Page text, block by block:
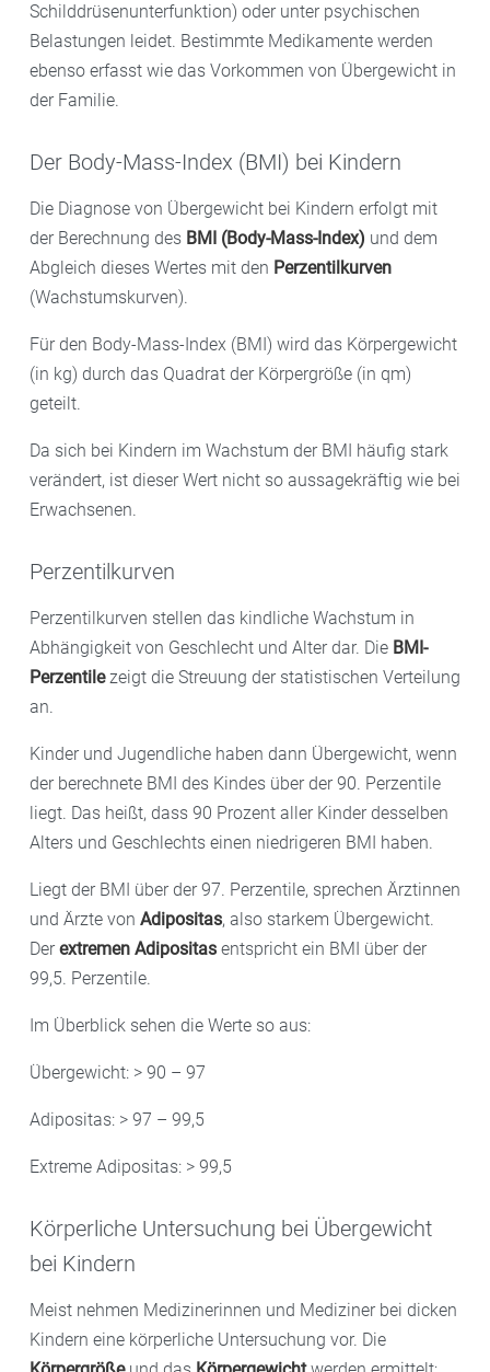
Schilddrüsenunterfunktion) oder unter psychischen
Belastungen leidet. Bestimmte Medikamente werden
ebenso erfasst wie das Vorkommen von Übergewicht in
der Familie.
Der Body-Mass-Index (BMI) bei Kindern
Die Diagnose von Übergewicht bei Kindern erfolgt mit
der Berechnung des BMI (Body-Mass-Index) und dem
Abgleich dieses Wertes mit den Perzentilkurven
(Wachstumskurven).
Für den Body-Mass-Index (BMI) wird das Körpergewicht
(in kg) durch das Quadrat der Körpergröße (in qm)
geteilt.
Da sich bei Kindern im Wachstum der BMI häufig stark
verändert, ist dieser Wert nicht so aussagekräftig wie bei
Erwachsenen.
Perzentilkurven
Perzentilkurven stellen das kindliche Wachstum in
Abhängigkeit von Geschlecht und Alter dar. Die BMI-
Perzentilezeigt die Streuung der statistischen Verteilung
an.
Kinder und Jugendliche haben dann Übergewicht, wenn
der berechnete BMI des Kindes über der 90. Perzentile
liegt. Das heißt, dass 90 Prozent aller Kinder desselben
Alters und Geschlechts einen niedrigeren BMI haben.
Liegt der BMI über der 97. Perzentile, sprechen Ärztinnen
und Ärzte von Adipositas, also starkem Übergewicht.
Der extremen Adipositas entspricht ein BMI über der
99,5. Perzentile.
Im Überblick sehen die Werte so aus:
Übergewicht: > 90 – 97
Adipositas: > 97 – 99,5
Extreme Adipositas: > 99,5
Körperliche Untersuchung bei Übergewicht
bei Kindern
Meist nehmen Medizinerinnen und Mediziner bei dicken
Kindern eine körperliche Untersuchung vor. Die